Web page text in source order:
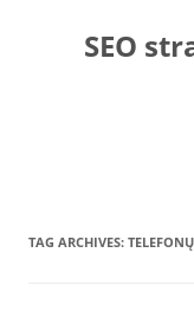
contentSEO
TAG ARCHIVES: